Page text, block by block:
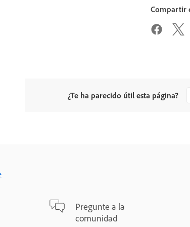
Compartir
¿Te ha parecido útil esta página?
Pregunte a la
comunidad